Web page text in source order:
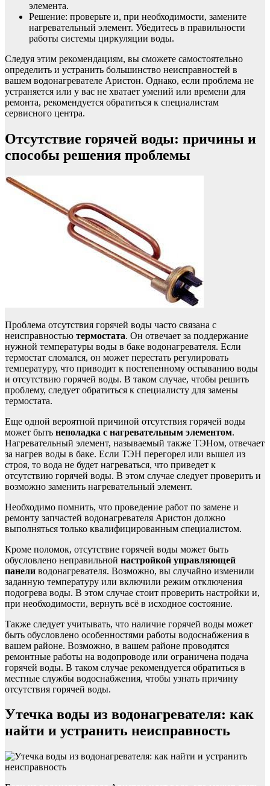
элемента.
Решение: проверьте и, при необходимости, замените
нагревательный элемент. Убедитесь в правильности
работы системы циркуляции воды.
Следуя этим рекомендациям, вы сможете самостоятельно
определить и устранить большинство неисправностей в
вашем водонагревателе Аристон. Однако, если проблема не
устраняется или у вас не хватает умений или времени для
ремонта, рекомендуется обратиться к специалистам
сервисного центра.
Отсутствие горячей воды: причины и
способы решения проблемы
Проблема отсутствия горячей воды часто связана с
неисправностью термостата. Он отвечает за поддержание
нужной температуры воды в баке водонагревателя. Если
термостат сломался, он может перестать регулировать
температуру, что приводит к постепенному остыванию воды
и отсутствию горячей воды. В таком случае, чтобы решить
проблему, следует обратиться к специалисту для замены
термостата.
Еще одной вероятной причиной отсутствия горячей воды
может быть неполадка с нагревательным элементом.
Нагревательный элемент, называемый также ТЭНом, отвечает
за нагрев воды в баке. Если ТЭН перегорел или вышел из
строя, то вода не будет нагреваться, что приведет к
отсутствию горячей воды. В этом случае следует проверить и
возможно заменить нагревательный элемент.
Необходимо помнить, что проведение работ по замене и
ремонту запчастей водонагревателя Аристон должно
выполняться только квалифицированным специалистом.
Кроме поломок, отсутствие горячей воды может быть
обусловлено неправильной настройкой управляющей
панели водонагревателя. Возможно, вы случайно изменили
заданную температуру или включили режим отключения
подогрева воды. В этом случае стоит проверить настройки и,
при необходимости, вернуть всё в исходное состояние.
Также следует учитывать, что наличие горячей воды может
быть обусловлено особенностями работы водоснабжения в
вашем районе. Возможно, в вашем районе проводятся
ремонтные работы на водопроводе или ограничена подача
горячей воды. В таком случае рекомендуется обратиться в
местные службы водоснабжения, чтобы узнать причину
отсутствия горячей воды.
Утечка воды из водонагревателя: как
найти и устранить неисправность